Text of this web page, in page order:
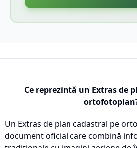
Ce reprezintă un Extras de
Un Extras de plan cadastral pe
document oficial care combină